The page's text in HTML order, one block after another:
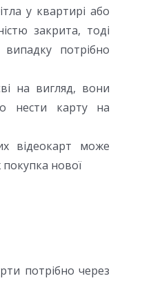
у квартирі або
закрита, тоді
потрібно
на вигляд, вони
нести карту на
відеокарт може
нової
потрібно через